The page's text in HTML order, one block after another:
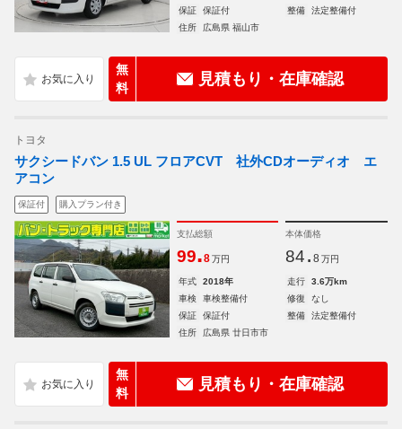
保証
保証付 整備
法定整備付
住所
広島県 福山市
無
料
見積もり・在庫確認
トヨタ
サクシードバン 1.5 UL フロアCVT 社外CDオーディオ エ
アコン
保証付 購入プラン付き
支払総額
99.8 万円
本体価格
84. 8 万円
年式 2018年 走行
3.6万km
車検
車検整備付 修復
なし
保証
保証付 整備
法定整備付
住所
広島県 廿日市市
無
料
見積もり・在庫確認